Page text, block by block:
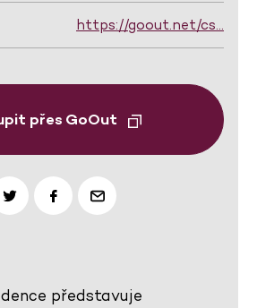
https://goout.net/cs…
přes GoOut
představuje